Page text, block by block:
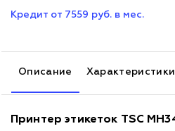
Кредит от 7559 руб. в мес.
Описание Характеристики
Принтер этикеток TSC